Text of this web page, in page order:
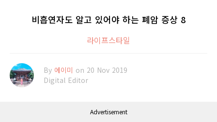
비흡연자도 알고 있어야 하는 폐암 증상 8
라이프스타일
By 에이미 on 20 Nov 2019
Digital Editor
Advertisement